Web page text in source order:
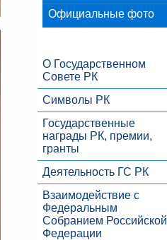
Официальные фото
О Государственном
Совете РК
Символы РК
Государственные
награды РК, премии,
гранты
Деятельность ГС РК
Взаимодействие с
Федеральным
Собранием Российской
Федерации